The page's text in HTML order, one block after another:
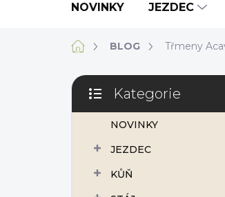
NOVINKY JEZDEC
DomůBLOG Třmeny
P
s
Přeskočit
kategorie
Kategorie
NOVINKY
JEZDEC
KŮŇ